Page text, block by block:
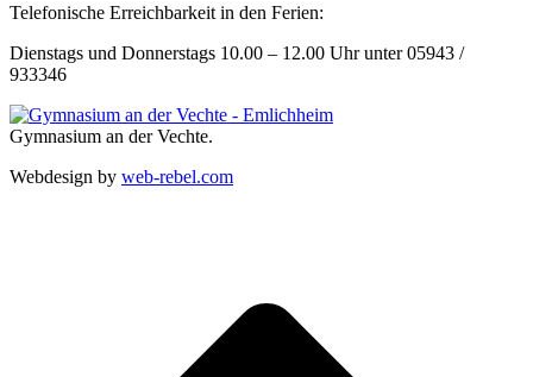
Telefonische Erreichbarkeit in den Ferien:
Dienstags und Donnerstags 10.00 – 12.00 Uhr unter 05943 /
933346
Gymnasium an der Vechte.
Webdesign by web-rebel.com